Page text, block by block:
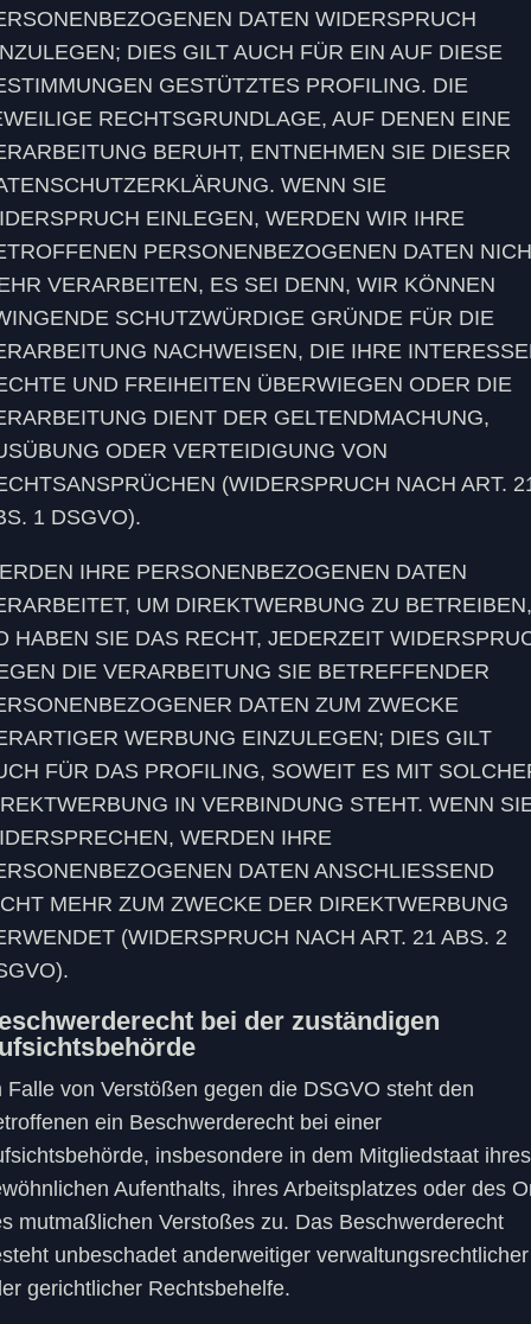
DATEN WIDERSPRUCH
DIES GILT AUCH FÜR EIN AUF DIESE
GESTÜTZTES PROFILING. DIE
RECHTSGRUNDLAGE, AUF DENEN EINE
BERUHT, ENTNEHMEN SIE DIESER
WENN SIE
EINLEGEN, WERDEN WIR IHRE
PERSONENBEZOGENEN DATEN
VERARBEITEN, ES SEI DENN, WIR KÖNNEN
SCHUTZWÜRDIGE GRÜNDE FÜR DIE
NACHWEISEN, DIE IHRE
UND FREIHEITEN ÜBERWIEGEN ODER DIE
DIENT DER GELTENDMACHUNG,
ODER VERTEIDIGUNG VON
(WIDERSPRUCH NACH ART.
1 DSGVO).
IHRE PERSONENBEZOGENEN DATEN
UM DIREKTWERBUNG ZU BETREIBEN,
HABEN SIE DAS RECHT, JEDERZEIT
DIE VERARBEITUNG SIE BETREFFENDER
DATEN ZUM ZWECKE
WERBUNG EINZULEGEN; DIES GILT
FÜR DAS PROFILING, SOWEIT ES MIT
IN VERBINDUNG STEHT. WENN
WERDEN IHRE
DATEN ANSCHLIESSEND
MEHR ZUM ZWECKE DER DIREKTWERBUNG
(WIDERSPRUCH NACH ART. 21 ABS. 2
bei der zuständigen
Falle von Verstößen gegen die DSGVO steht den
ein Beschwerderecht bei einer
insbesondere in dem Mitgliedstaat ihres
Aufenthalts, ihres Arbeitsplatzes oder des
mutmaßlichen Verstoßes zu. Das Beschwerderecht
unbeschadet anderweitiger verwaltungsrechtlicher
gerichtlicher Rechtsbehelfe.